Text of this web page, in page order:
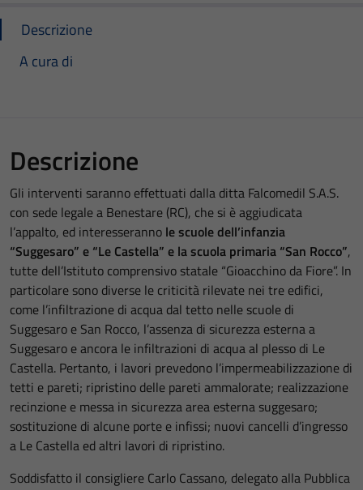
Descrizione
A cura di
Descrizione
Gli interventi saranno effettuati dalla ditta Falcomedil S.A.S.
con sede legale a Benestare (RC), che si è aggiudicata
l’appalto, ed interesseranno le scuole dell’infanzia
“Suggesaro” e “Le Castella” e la scuola primaria “San Rocco”,
tutte dell’Istituto comprensivo statale “Gioacchino da Fiore”. In
particolare sono diverse le criticità rilevate nei tre edifici,
come l’infiltrazione di acqua dal tetto nelle scuole di
Suggesaro e San Rocco, l’assenza di sicurezza esterna a
Suggesaro e ancora le infiltrazioni di acqua al plesso di Le
Castella. Pertanto, i lavori prevedono l’impermeabilizzazione di
tetti e pareti; ripristino delle pareti ammalorate; realizzazione
recinzione e messa in sicurezza area esterna suggesaro;
sostituzione di alcune porte e infissi; nuovi cancelli d’ingresso
a Le Castella ed altri lavori di ripristino.
Soddisfatto il consigliere Carlo Cassano, delegato alla Pubblica